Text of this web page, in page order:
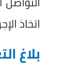
اتخاذ
بلاغ